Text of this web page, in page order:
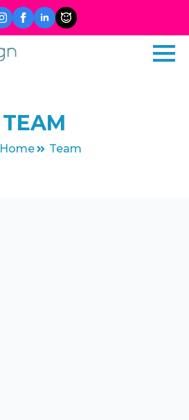
TEAM
Home Team